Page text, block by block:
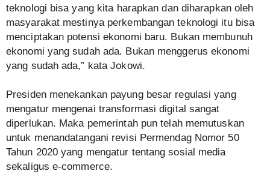
teknologi bisa yang kita harapkan dan diharapkan oleh
masyarakat mestinya perkembangan teknologi itu bisa
menciptakan potensi ekonomi baru. Bukan membunuh
ekonomi yang sudah ada. Bukan menggerus ekonomi
yang sudah ada,” kata Jokowi.
Presiden menekankan payung besar regulasi yang
mengatur mengenai transformasi digital sangat
diperlukan. Maka pemerintah pun telah memutuskan
untuk menandatangani revisi Permendag Nomor 50
Tahun 2020 yang mengatur tentang sosial media
sekaligus e-commerce.